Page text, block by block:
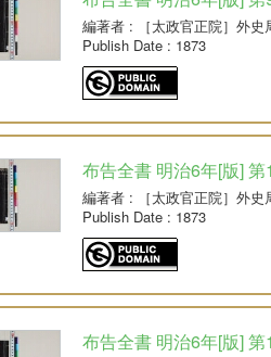
編著者 : ［太政官正院］外史
Publish Date : 1873
布告全書 明治6年[版] 第
編著者 : ［太政官正院］外史
Publish Date : 1873
布告全書 明治6年[版] 第